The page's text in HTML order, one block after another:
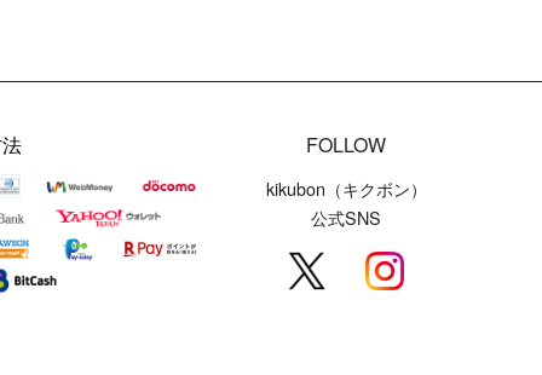
FOLLOW
kikubon（キクボン）
公式SNS